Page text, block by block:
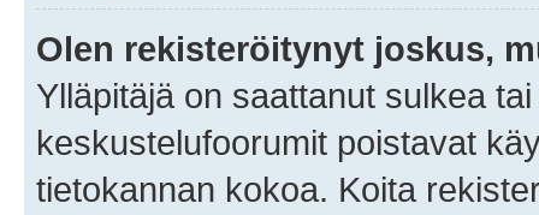
Olen rekisteröitynyt joskus,
Ylläpitäjä on saattanut sulkea
keskustelufoorumit poistavat
tietokannan kokoa. Koita